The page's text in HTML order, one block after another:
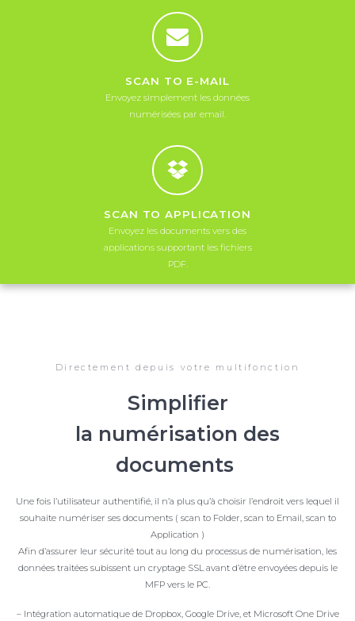
SCAN TO E-MAIL
Envoyez simplement les données
numérisées par email.
SCAN TO APPLICATION
Envoyez les documents vers des
applications supportant les fichiers
PDF.
Directement depuis votre multifonction
Simplifier
la numérisation des
documents
Une fois l’utilisateur authentifié, il n’a plus qu’à choisir l’endroit vers lequel il
souhaite numériser ses documents ( scan to Folder, scan to Email, scan to
Application )
Afin d’assurer leur sécurité tout au long du processus de numérisation, les
données traitées subissent un cryptage SSL avant d’être envoyées depuis le
MFP vers le PC.
– Intégration automatique de Dropbox, Google Drive, et Microsoft One Drive